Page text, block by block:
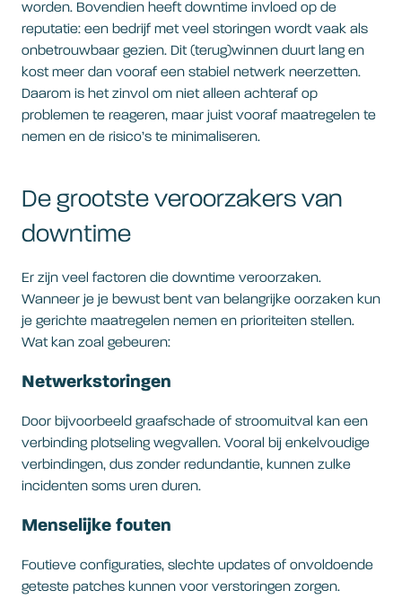
worden. Bovendien heeft downtime invloed op de
reputatie: een bedrijf met veel storingen wordt vaak als
onbetrouwbaar gezien. Dit (terug)winnen duurt lang en
kost meer dan vooraf een stabiel netwerk neerzetten.
Daarom is het zinvol om niet alleen achteraf op
problemen te reageren, maar juist vooraf maatregelen te
nemen en de risico’s te minimaliseren.
De grootste veroorzakers van
downtime
Er zijn veel factoren die downtime veroorzaken.
Wanneer je je bewust bent van belangrijke oorzaken kun
je gerichte maatregelen nemen en prioriteiten stellen.
Wat kan zoal gebeuren:
Netwerkstoringen
Door bijvoorbeeld graafschade of stroomuitval kan een
verbinding plotseling wegvallen. Vooral bij enkelvoudige
verbindingen, dus zonder redundantie, kunnen zulke
incidenten soms uren duren.
Menselijke fouten
Foutieve configuraties, slechte updates of onvoldoende
geteste patches kunnen voor verstoringen zorgen.